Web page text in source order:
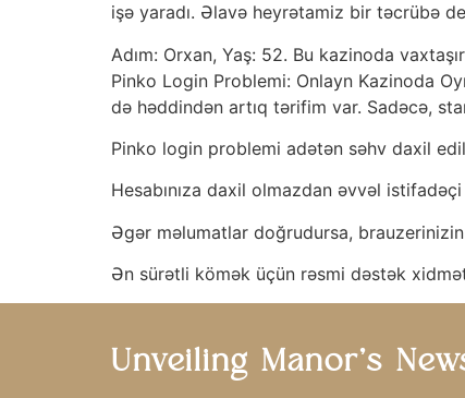
işə yaradı. Əlavə heyrətamiz bir təcrübə
Adım: Orxan, Yaş: 52. Bu kazinoda
Pinko Login Problemi: Onlayn Kazinoda
də həddindən artıq tərifim var. Sadəcə,
Pinko login problemi adətən səhv daxil
Hesabınıza daxil olmazdan əvvəl
Əgər məlumatlar doğrudursa,
Ən sürətli kömək üçün rəsmi dəstək
Unveiling Manor’s